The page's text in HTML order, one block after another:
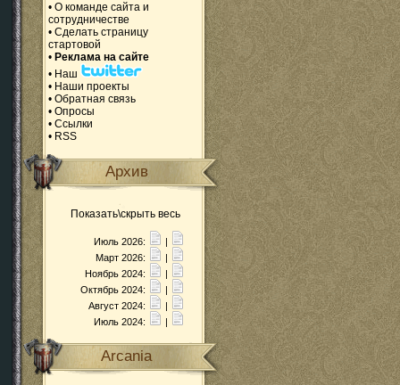
• О команде сайта и
сотрудничестве
• Сделать страницу
стартовой
• Реклама на сайте
• Наш
• Наши проекты
• Обратная связь
• Опросы
• Ссылки
• RSS
Архив
Показать\скрыть весь
Июль 2026:
|
Март 2026:
|
Ноябрь 2024:
|
Октябрь 2024:
|
Август 2024:
|
Июль 2024:
|
Arcania